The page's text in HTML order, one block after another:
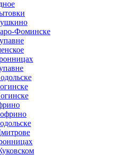
Фоминске